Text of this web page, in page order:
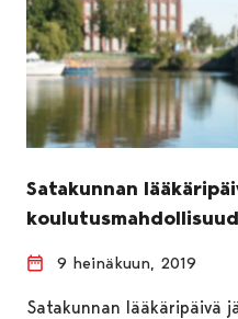
Satakunnan
9 heinäkuun, 2019
Satakunnan lääkäripäivä